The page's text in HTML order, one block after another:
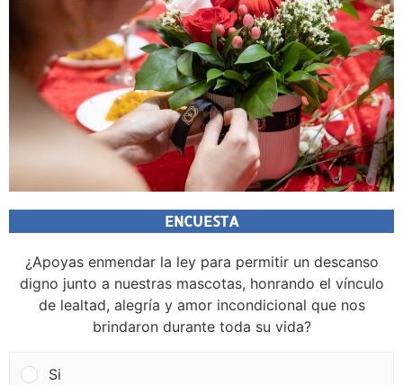
ENCUESTA
¿Apoyas enmendar la ley para permitir un descanso
digno junto a nuestras mascotas, honrando el vínculo
de lealtad, alegría y amor incondicional que nos
brindaron durante toda su vida?
Si